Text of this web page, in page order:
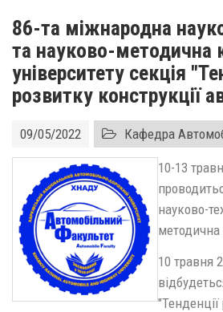
86-та міжнародна
та науково-методична
університету секція
розвитку конструкції
09/05/2022 Кафедра
10-13
науково-
методична
10 травня
"Тенденції